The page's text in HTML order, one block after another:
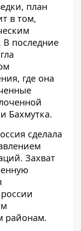
план
в том,
В последние
где она
Бахмутка.
сделала
Захват
районам.